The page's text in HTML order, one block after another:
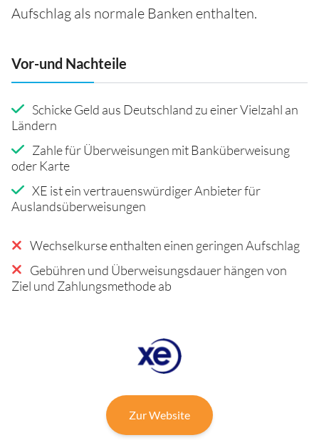
Aufschlag als normale Banken enthalten.
Vor-und Nachteile
Schicke Geld aus Deutschland zu einer Vielzahl an
Ländern
Zahle für Überweisungen mit Banküberweisung
oder Karte
XE ist ein vertrauenswürdiger Anbieter für
Auslandsüberweisungen
Wechselkurse enthalten einen geringen Aufschlag
Gebühren und Überweisungsdauer hängen von
Ziel und Zahlungsmethode ab
Zur Website